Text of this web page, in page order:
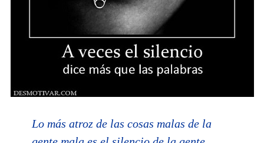
Lo más atroz de las cosas malas de la